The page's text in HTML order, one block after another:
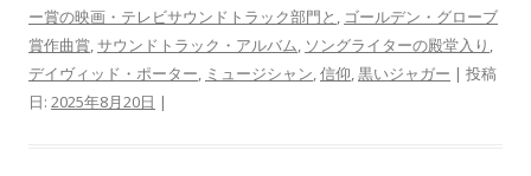
ー賞の映画・テレビサウンドトラック部門と , ゴールデン・グローブ
賞作曲賞,サウンドトラック・アルバム, ソングライターの殿堂入り ,
デイヴィッド・ポーター, ミュージシャン,信仰,黒いジャガー | 投稿
日: 2025年8月20日 |